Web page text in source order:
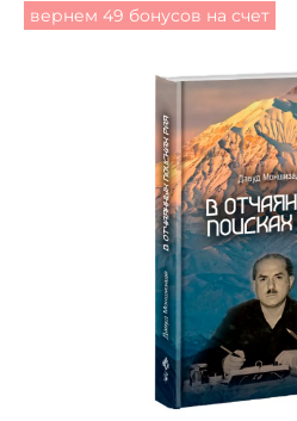
вернем 49 бонусов на счет